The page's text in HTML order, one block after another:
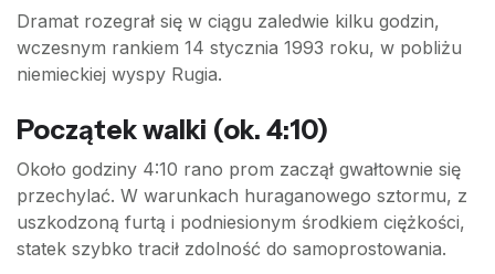
Dramat rozegrał się w ciągu zaledwie kilku godzin,
wczesnym rankiem 14 stycznia 1993 roku, w pobliżu
niemieckiej wyspy Rugia.
Początek walki (ok. 4:10)
Około godziny 4:10 rano prom zaczął gwałtownie się
przechylać. W warunkach huraganowego sztormu, z
uszkodzoną furtą i podniesionym środkiem ciężkości,
statek szybko tracił zdolność do samoprostowania.